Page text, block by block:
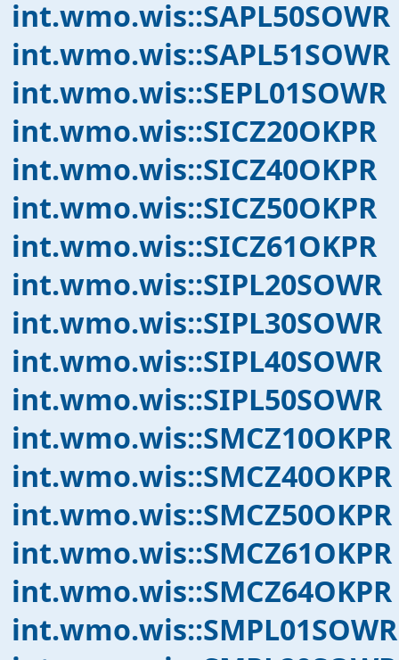
int.wmo.wis::SAPL50SOWR
int.wmo.wis::SAPL51SOWR
int.wmo.wis::SEPL01SOWR
int.wmo.wis::SICZ20OKPR
int.wmo.wis::SICZ40OKPR
int.wmo.wis::SICZ50OKPR
int.wmo.wis::SICZ61OKPR
int.wmo.wis::SIPL20SOWR
int.wmo.wis::SIPL30SOWR
int.wmo.wis::SIPL40SOWR
int.wmo.wis::SIPL50SOWR
int.wmo.wis::SMCZ10OKPR
int.wmo.wis::SMCZ40OKPR
int.wmo.wis::SMCZ50OKPR
int.wmo.wis::SMCZ61OKPR
int.wmo.wis::SMCZ64OKPR
int.wmo.wis::SMPL01SOWR